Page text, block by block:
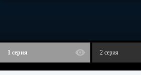
1 серия 2 серия